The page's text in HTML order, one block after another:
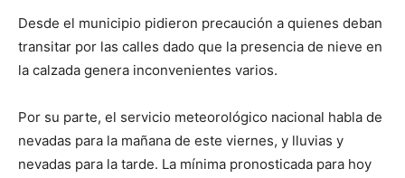
Desde el municipio pidieron precaución a quienes deban
transitar por las calles dado que la presencia de nieve en
la calzada genera inconvenientes varios.
Por su parte, el servicio meteorológico nacional habla de
nevadas para la mañana de este viernes, y lluvias y
nevadas para la tarde. La mínima pronosticada para hoy